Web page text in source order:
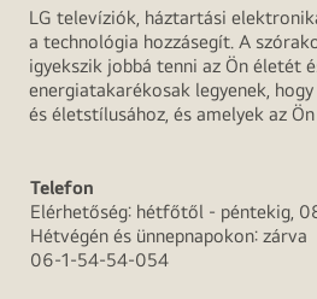
LG televíziók, háztartási
a technológia hozzásegít. A
igyekszik jobbá tenni az Ön életét
energiatakarékosak legyenek,
és életstílusához, és amelyek az
Telefon
Elérhetőség: hétfőtől - péntekig,
Hétvégén és ünnepnapokon: zárva
06-1-54-54-054